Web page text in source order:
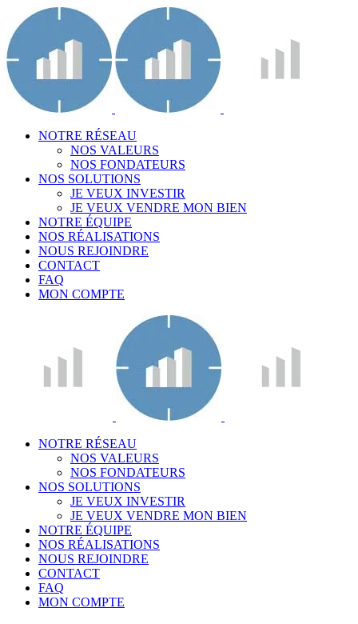
NOTRE RÉSEAU
NOS VALEURS
NOS FONDATEURS
NOS SOLUTIONS
JE VEUX INVESTIR
JE VEUX VENDRE MON BIEN
NOTRE ÉQUIPE
NOS RÉALISATIONS
NOUS REJOINDRE
CONTACT
FAQ
MON COMPTE
NOTRE RÉSEAU
NOS VALEURS
NOS FONDATEURS
NOS SOLUTIONS
JE VEUX INVESTIR
JE VEUX VENDRE MON BIEN
NOTRE ÉQUIPE
NOS RÉALISATIONS
NOUS REJOINDRE
CONTACT
FAQ
MON COMPTE